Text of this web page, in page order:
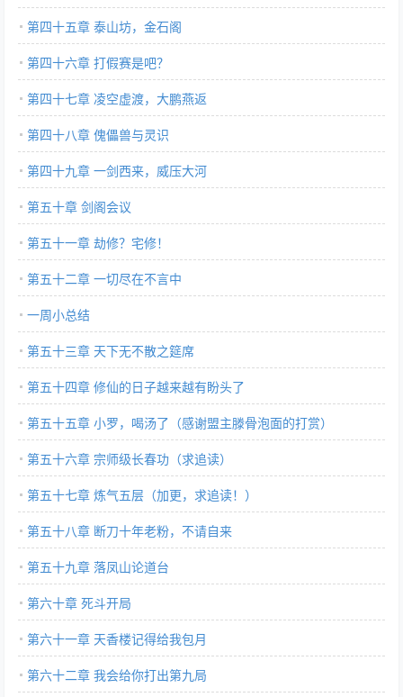
第四十五章 泰山坊，金石阁
第四十六章 打假赛是吧？
第四十七章 凌空虚渡，大鹏燕返
第四十八章 傀儡兽与灵识
第四十九章 一剑西来，威压大河
第五十章 剑阁会议
第五十一章 劫修？宅修！
第五十二章 一切尽在不言中
一周小总结
第五十三章 天下无不散之筵席
第五十四章 修仙的日子越来越有盼头了
第五十五章 小罗，喝汤了（感谢盟主滕骨泡面的打赏）
第五十六章 宗师级长春功（求追读）
第五十七章 炼气五层（加更，求追读！）
第五十八章 断刀十年老粉，不请自来
第五十九章 落凤山论道台
第六十章 死斗开局
第六十一章 天香楼记得给我包月
第六十二章 我会给你打出第九局